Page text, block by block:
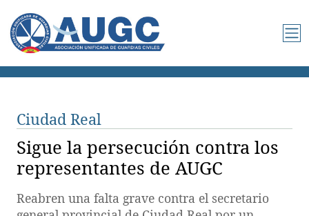
Ciudad Real
Sigue la persecución contra los
representantes de AUGC
Reabren una falta grave contra el secretario